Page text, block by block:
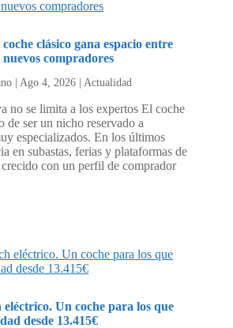
clásico gana espacio entre
nuevos compradores
Ago 4, 2026 Actualidad
no se limita a los expertos El coche
de ser un nicho reservado a
especializados. En los últimos
en subastas, ferias y plataformas de
con un perfil de comprador
Un coche para los que
desde 13.415€